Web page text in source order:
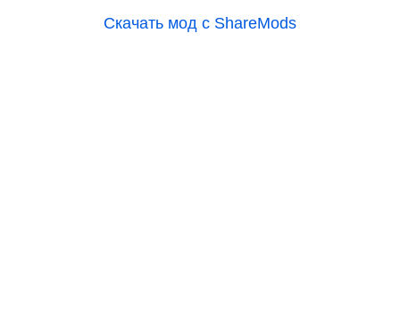
Скачать мод с ShareMods